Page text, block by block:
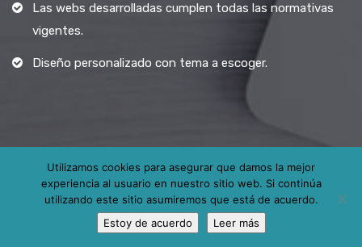
Las webs desarrolladas cumplen todas las normativas
vigentes.
Diseño personalizado con tema a escoger.
Todos los derechos reservados.
Utilizamos cookies para asegurar que damos la mejor
experiencia al usuario en nuestro sitio web. Si continúa
utilizando este sitio asumiremos que está de acuerdo.
Estoy de acuerdo
Leer más